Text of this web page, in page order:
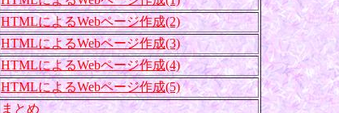
HTMLによるWebページ作成(2)
HTMLによるWebページ作成(3)
HTMLによるWebページ作成(4)
HTMLによるWebページ作成(5)
まとめ